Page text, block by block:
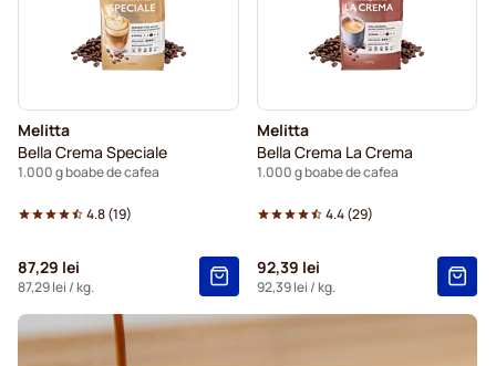
Cafea boabe Gimoka Boabe de cafea Kaffekapslen
Melitta
Bella Crema Speciale
1.000 g boabe de cafea
4.8(19)
87,29 lei
87,29 lei / kg.
Melitta
Bella Crema La Crema
1.000 g boabe de cafea
4.4(29)
92,39 lei
92,39 lei / kg.